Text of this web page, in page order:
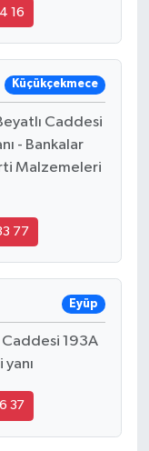
16
Küçükçekmece
Caddesi
- Bankalar
Malzemeleri
77
Eyüp
193A
37